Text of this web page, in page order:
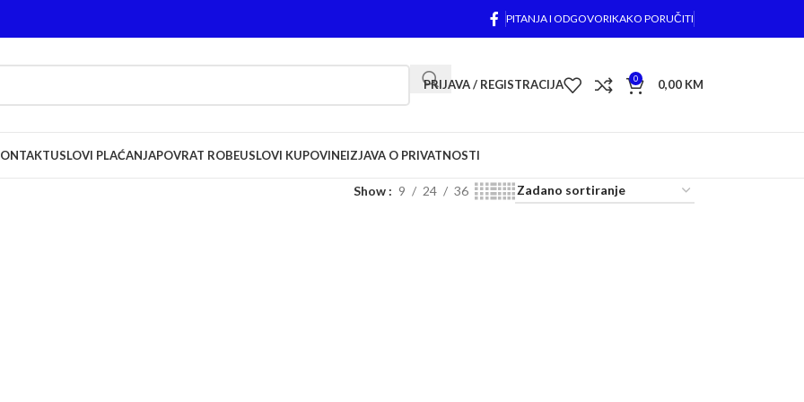
PITANJA I ODGOVORIKAKO PORUČITI
PRIJAVA / REGISTRACIJA 0 0,00 KM
USLOVI PLAĆANJAPOVRAT ROBEUSLOVI KUPOVINEIZJAVA O PRIVATNOSTI
Show 9 24 36